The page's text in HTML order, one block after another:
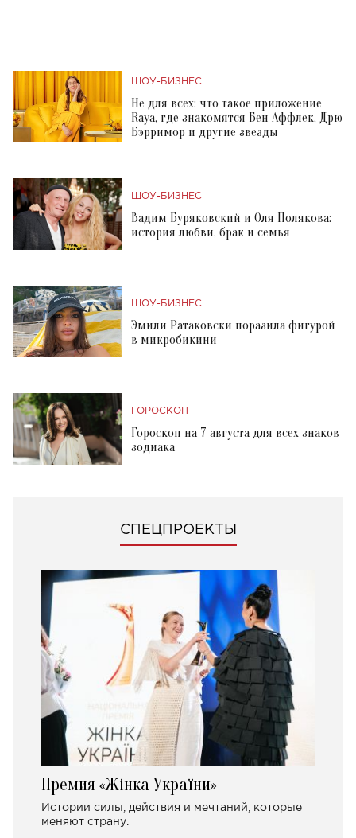
ШОУ-БИЗНЕС
Не для всех: что такое приложение
Raya, где знакомятся Бен Аффлек, Дрю
Бэрримор и другие звезды
ШОУ-БИЗНЕС
Вадим Буряковский и Оля Полякова:
история любви, брак и семья
ШОУ-БИЗНЕС
Эмили Ратаковски поразила фигурой
в микробикини
ГОРОСКОП
Гороскоп на 7 августа для всех знаков
зодиака
СПЕЦПРОЕКТЫ
Премия «Жінка України»
Истории силы, действия и мечтаний, которые
меняют страну.